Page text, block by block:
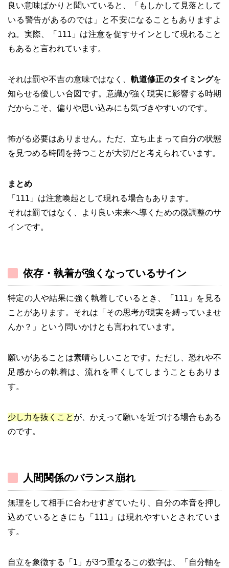
良い意味ばかりと聞いていると、「もしかして見落として
いる警告があるのでは」と不安になることもありますよ
ね。実際、「111」は注意を促すサインとして現れること
もあると言われています。
それは罰や不吉の意味ではなく、軌道修正のタイミングを
知らせる優しい合図です。意識が強く現実に影響する時期
だからこそ、偏りや思い込みにも気づきやすいのです。
怖がる必要はありません。ただ、立ち止まって自分の状態
を見つめる時間を持つことが大切だと考えられています。
まとめ
「111」は注意喚起として現れる場合もあります。
それは罰ではなく、より良い未来へ導くための微調整のサ
インです。
依存・執着が強くなっているサイン
特定の人や結果に強く執着しているとき、「111」を見る
ことがあります。それは「その思考が現実を縛っていませ
んか？」という問いかけとも言われています。
願いがあることは素晴らしいことです。ただし、恐れや不
足感からの執着は、流れを重くしてしまうこともありま
す。
少し力を抜くこと が、かえって願いを近づける場合もある
のです。
人間関係のバランス崩れ
無理をして相手に合わせすぎていたり、自分の本音を押し
込めているときにも「111」は現れやすいとされていま
す。
自立を象徴する「1」が3つ重なるこの数字は、「自分軸を